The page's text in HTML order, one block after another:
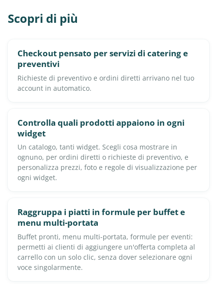
Scopri di più
Checkout pensato per servizi di catering e
preventivi
Richieste di preventivo e ordini diretti arrivano nel tuo
account in automatico.
Controlla quali prodotti appaiono in ogni
widget
Un catalogo, tanti widget. Scegli cosa mostrare in
ognuno, per ordini diretti o richieste di preventivo, e
personalizza prezzi, foto e regole di visualizzazione per
ogni widget.
Raggruppa i piatti in formule per buffet e
menu multi-portata
Buffet pronti, menu multi-portata, formule per eventi:
permetti ai clienti di aggiungere un'offerta completa al
carrello con un solo clic, senza dover selezionare ogni
voce singolarmente.